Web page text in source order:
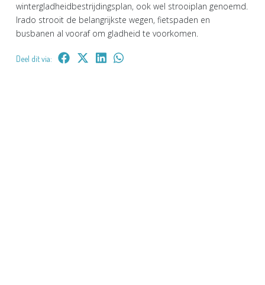
wintergladheidbestrijdingsplan, ook wel strooiplan genoemd.
Irado strooit de belangrijkste wegen, fietspaden en
busbanen al vooraf om gladheid te voorkomen.
Deel dit via: